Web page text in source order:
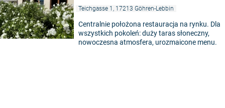
©
Teichgasse 1, 17213 Göhren-Lebbin
Centralnie położona restauracja na rynku. Dla
wszystkich pokoleń: duży taras słoneczny,
nowoczesna atmosfera, urozmaicone menu.